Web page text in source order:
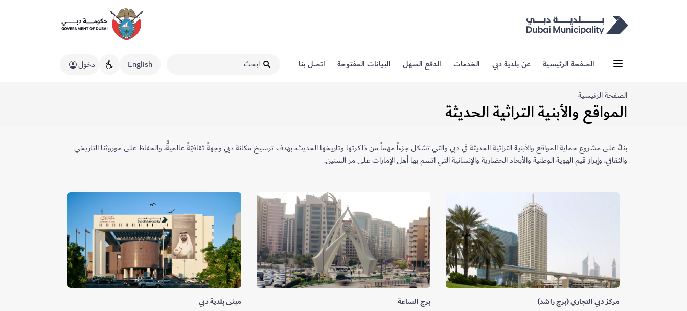
الصفحة الرئيسية عن بلدية دبي الخدمات الدفع السهل البيانات المفتوحة اتصل بنا English دخول
الصفحة الرئيسية
المواقع والأبنية التراثية الحديثة
بناءً على مشروع حماية المواقع والأبنية التراثية الحديثة في دبي والتي تشكل جزءاً مهماً من ذاكرتها وتاريخها الحديث، بهدف ترسيخ مكانة دبي وجهةً ثقافيّةً عالميةًّ، والحفاظ على موروثنا التاريخي
والثقافي، وإبراز قيم الهوية الوطنية والأبعاد الحضارية والإنسانية التي اتسم بها أهل الإمارات على مر السنين.
مركز دبي التجاري (برج راشد) برج الساعة مبنى بلدية دبي